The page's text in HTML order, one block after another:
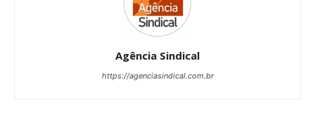
Agência Sindical
https://agenciasindical.com.br